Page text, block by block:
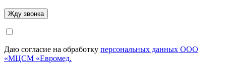
Даю согласие на обработку персональных данных ООО
«МЦСМ «Евромед.